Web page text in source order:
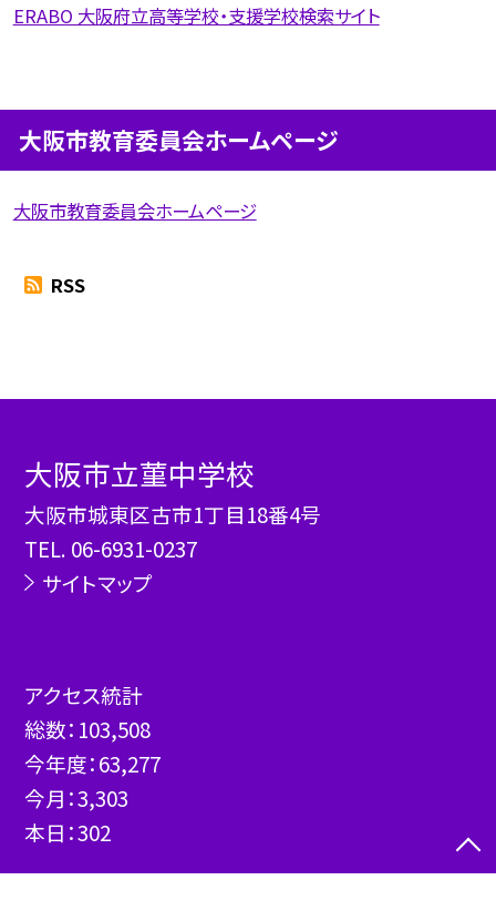
ERABO 大阪府立高等学校・支援学校検索サイト
大阪市教育委員会ホームページ
大阪市教育委員会ホームページ
RSS
大阪市立菫中学校
大阪市城東区古市1丁目18番4号
TEL. 06-6931-0237
サイトマップ
アクセス統計
総数： 103,508
今年度：63,277
今月：3,303
本日：302